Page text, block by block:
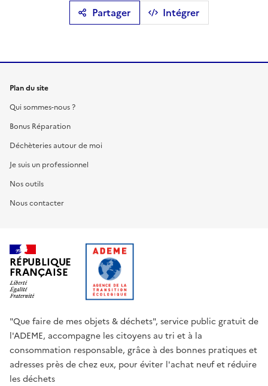
Partager Intégrer
Plan du site
Qui sommes-nous ?
Bonus Réparation
Déchèteries autour de moi
Je suis un professionnel
Nos outils
Nous contacter
RÉPUBLIQUE
FRANÇAISE
"Que faire de mes objets & déchets", service public gratuit de
l'ADEME, accompagne les citoyens au tri et à la
consommation responsable, grâce à des bonnes pratiques et
adresses près de chez eux, pour éviter l'achat neuf et réduire
les déchets